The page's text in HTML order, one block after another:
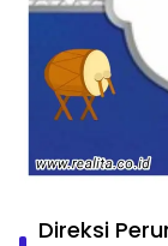
Direksi